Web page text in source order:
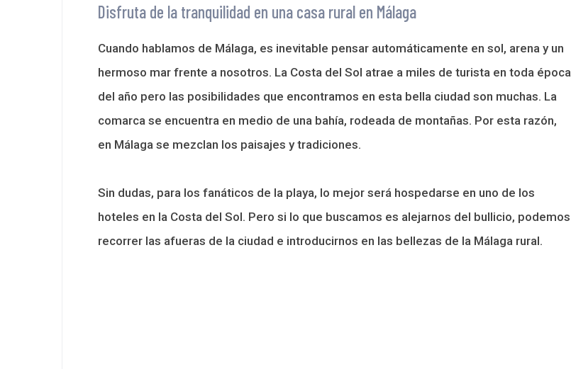
Disfruta de la tranquilidad en una casa rural en Málaga
Cuando hablamos de Málaga, es inevitable pensar automáticamente en sol, arena y un
hermoso mar frente a nosotros. La Costa del Sol atrae a miles de turista en toda época
del año pero las posibilidades que encontramos en esta bella ciudad son muchas. La
comarca se encuentra en medio de una bahía, rodeada de montañas. Por esta razón,
en Málaga se mezclan los paisajes y tradiciones.
Sin dudas, para los fanáticos de la playa, lo mejor será hospedarse en uno de los
hoteles en la Costa del Sol. Pero si lo que buscamos es alejarnos del bullicio, podemos
recorrer las afueras de la ciudad e introducirnos en las bellezas de la Málaga rural.